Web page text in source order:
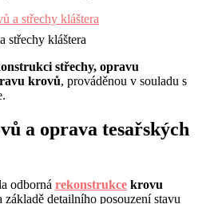
střechy kláštera
střechy, opravu
krovů, prováděnou v souladu s
a oprava tesařských
odborná rekonstrukce krovu
základě detailního posouzení stavu